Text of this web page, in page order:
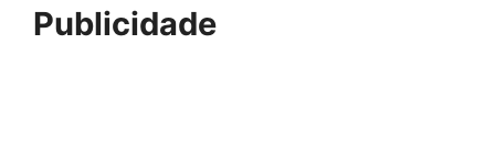
Publicidade